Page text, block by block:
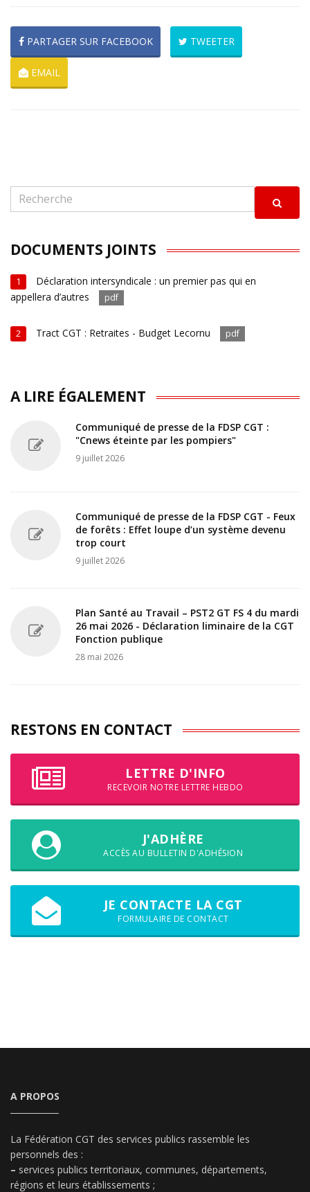
PARTAGER SUR FACEBOOK TWEETER
EMAIL
DOCUMENTS JOINTS
1
Déclaration intersyndicale : un premier pas qui en
appellera d’autres
pdf
2 Tract CGT : Retraites - Budget Lecornu pdf
A LIRE ÉGALEMENT
Communiqué de presse de la FDSP CGT :
"Cnews éteinte par les pompiers"
9 juillet 2026
Communiqué de presse de la FDSP CGT - Feux
de forêts : Effet loupe d’un système devenu
trop court
9 juillet 2026
Plan Santé au Travail – PST2 GT FS 4 du mardi
26 mai 2026 - Déclaration liminaire de la CGT
Fonction publique
28 mai 2026
RESTONS EN CONTACT
LETTRE D'INFO
RECEVOIR NOTRE LETTRE HEBDO
J'ADHÈRE
ACCÈS AU BULLETIN D'ADHÉSION
JE CONTACTE LA CGT
FORMULAIRE DE CONTACT
A PROPOS
La Fédération CGT des services publics rassemble les
personnels des :
– services publics territoriaux, communes, départements,
régions et leurs établissements ;